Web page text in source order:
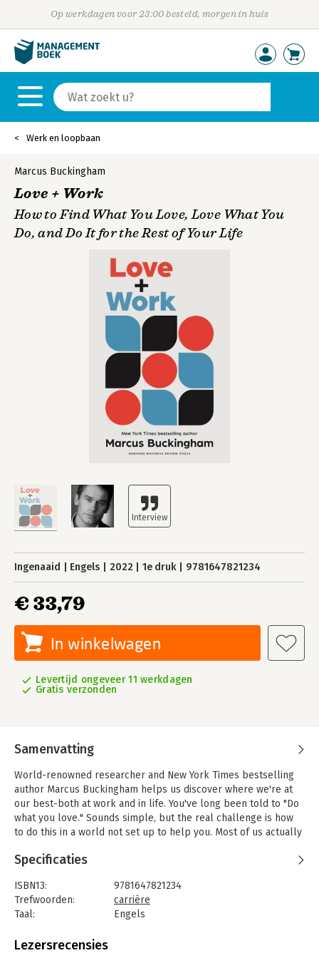
Op werkdagen voor 23:00 besteld, morgen in huis
Werk en loopbaan
Marcus Buckingham
Love + Work
How to Find What You Love, Love What You
Do, and Do It for the Rest of Your Life
Ingenaaid Engels 2022 1e druk 9781647821234
€ 33,79
In winkelwagen
Levertijd ongeveer 11 werkdagen
Gratis verzonden
Samenvatting
World-renowned researcher and New York Times bestselling
author Marcus Buckingham helps us discover where we're at
our best-both at work and in life. You've long been told to "Do
what you love." Sounds simple, but the real challenge is how
to do this in a world not set up to help you. Most of us actually
makes us thrive-and our workplaces, jobs, schools, even our
Sadly, no person or system is dedicated to discovering the
crucial intersection between what you love to do and how you
Buckingham shows you how to break free from this
Specificaties
ISBN13:
9781647821234
Trefwoorden:
carrière
Taal:
Engels
Aantal pagina's:
Lezersrecensies